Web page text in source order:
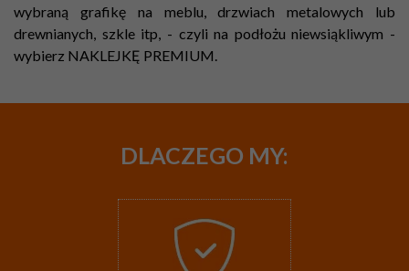
wybraną grafikę na meblu, drzwiach metalowych lub
drewnianych, szkle itp, - czyli na podłożu niewsiąkliwym -
wybierz NAKLEJKĘ PREMIUM.
DLACZEGO MY: